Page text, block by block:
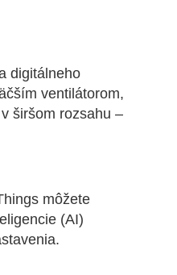
digitálneho
ventilátorom,
širšom rozsahu –
môžete
(AI)